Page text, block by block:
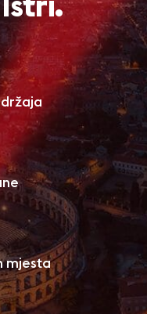
mjesta